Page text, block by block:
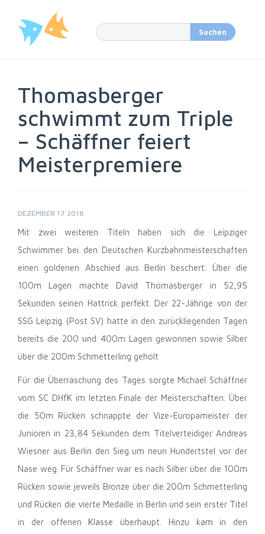
Thomasberger
schwimmt zum Triple
– Schäffner feiert
Meisterpremiere
DEZEMBER 17 2018
Mit zwei weiteren Titeln haben sich die Leipziger
Schwimmer bei den Deutschen Kurzbahnmeisterschaften
einen goldenen Abschied aus Berlin beschert.
Über die
100m Lagen machte David Thomasberger in 52,95
Sekunden seinen Hattrick perfekt. Der 22-Jährige von der
SSG Leipzig (Post SV) hatte in den zurückliegenden Tagen
bereits die 200 und 400m Lagen gewonnen sowie Silber
über die 200m Schmetterling geholt
Für die Überraschung des Tages sorgte Michael Schäffner
vom SC DHfK im letzten Finale der Meisterschaften. Über
die 50m Rücken schnappte der Vize-Europameister der
Junioren in 23,84 Sekunden dem Titelverteidiger Andreas
Wiesner aus Berlin den Sieg um neun Hundertstel vor der
Nase weg. Für Schäffner war es nach Silber über die 100m
Rücken sowie jeweils Bronze über die 200m Schmetterling
und Rücken die vierte Medaille in Berlin und sein erster Titel
in der offenen Klasse überhaupt. Hinzu kam in den